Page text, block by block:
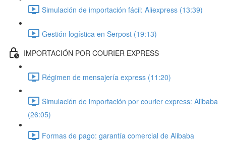
Simulación de importación fácil: Aliexpress (13:39)
Gestión logística en Serpost (19:13)
IMPORTACIÓN POR COURIER EXPRESS
Régimen de mensajería express (11:20)
Simulación de importación por courier express: Alibaba
(26:05)
Formas de pago: garantía comercial de Alibaba